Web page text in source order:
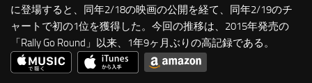
に登場すると、同年2/18の映画の公開を経て、同年2/19のチ
ャートで初の1位を獲得した。今回の推移は、2015年発売の
「Rally Go Round」以来、1年9ヶ月ぶりの高記録である。